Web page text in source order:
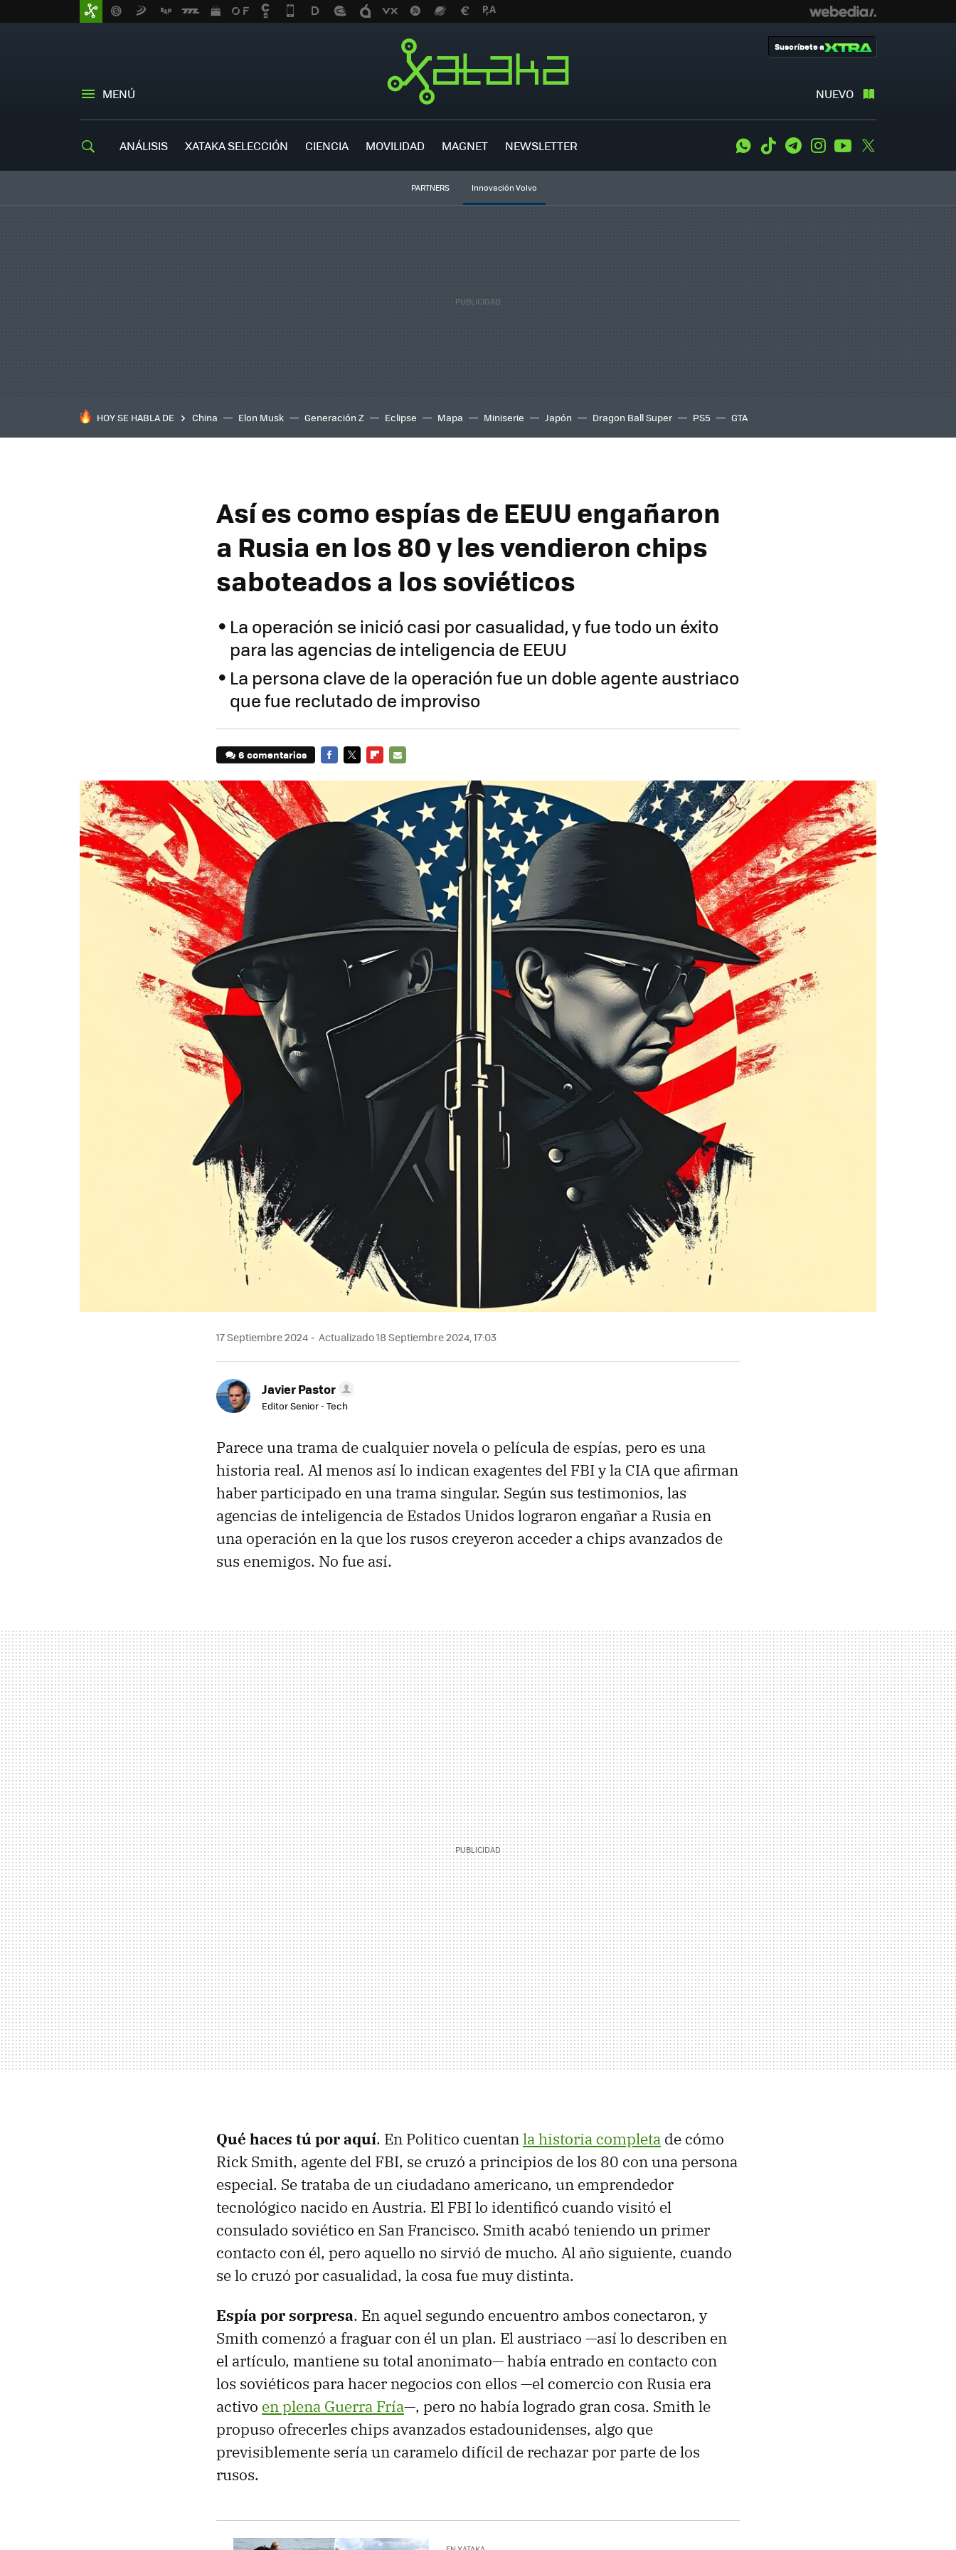
MENÚ NUEVO
Suscríbete a
ANÁLISIS XATAKA SELECCIÓN CIENCIA MOVILIDAD MAGNET NEWSLETTER WhatsApp
Tiktok TelegramInstagramYoutube
PARTNERS Innovación Volvo
HOY SE HABLA DE China Elon Musk Generación Z Eclipse Mapa Miniserie Japón Dragon Ball Super PS5 GTA
Así es como espías de EEUU engañaron
a Rusia en los 80 y les vendieron chips
saboteados a los soviéticos
La operación se inició casi por casualidad, y fue todo un éxito
para las agencias de inteligencia de EEUU
La persona clave de la operación fue un doble agente austriaco
que fue reclutado de improviso
6 comentarios
17 Septiembre 2024 Actualizado 18 Septiembre 2024, 17:03
Javier Pastor
Editor Senior - Tech
Parece una trama de cualquier novela o película de espías, pero es una
historia real. Al menos así lo indican exagentes del FBI y la CIA que afirman
haber participado en una trama singular. Según sus testimonios, las
agencias de inteligencia de Estados Unidos lograron engañar a Rusia en
una operación en la que los rusos creyeron acceder a chips avanzados de
sus enemigos. No fue así.
Qué haces tú por aquí. En Politico cuentanla historia completa de cómo
Rick Smith, agente del FBI, se cruzó a principios de los 80 con una persona
especial. Se trataba de un ciudadano americano, un emprendedor
tecnológico nacido en Austria. El FBI lo identificó cuando visitó el
consulado soviético en San Francisco. Smith acabó teniendo un primer
contacto con él, pero aquello no sirvió de mucho. Al año siguiente, cuando
se lo cruzó por casualidad, la cosa fue muy distinta.
Espía por sorpresa. En aquel segundo encuentro ambos conectaron, y
Smith comenzó a fraguar con él un plan. El austriaco —así lo describen en
el artículo, mantiene su total anonimato— había entrado en contacto con
los soviéticos para hacer negocios con ellos —el comercio con Rusia era
activo en plena Guerra Fría—, pero no había logrado gran cosa. Smith le
propuso ofrecerles chips avanzados estadounidenses, algo que
previsiblemente sería un caramelo difícil de rechazar por parte de los
rusos.